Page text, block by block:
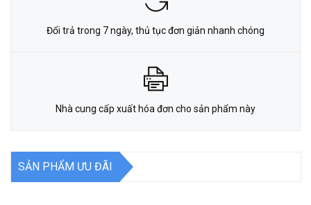
Đổi trả trong 7 ngày, thủ tục đơn giản nhanh chóng
Nhà cung cấp xuất hóa đơn cho sản phẩm này
SẢN PHẨM ƯU ĐÃI